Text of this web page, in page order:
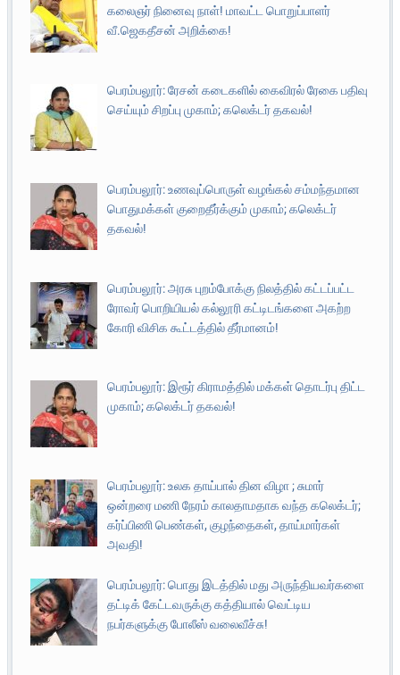
கலைஞர் நினைவு நாள்! மாவட்ட பொறுப்பாளர்
வீ.ஜெகதீசன் அறிக்கை!
பெரம்பலூர்: ரேசன் கடைகளில் கைவிரல் ரேகை பதிவு
செய்யும் சிறப்பு முகாம்; கலெக்டர் தகவல்!
பெரம்பலூர்: உணவுப்பொருள் வழங்கல் சம்மந்தமான
பொதுமக்கள் குறைதீர்க்கும் முகாம்; கலெக்டர்
தகவல்!
பெரம்பலூர்: அரசு புறம்போக்கு நிலத்தில் கட்டப்பட்ட
ரோவர் பொறியியல் கல்லூரி கட்டிடங்களை அகற்ற
கோரி விசிக கூட்டத்தில் தீர்மானம்!
பெரம்பலூர்: இரூர் கிராமத்தில் மக்கள் தொடர்பு திட்ட
முகாம்; கலெக்டர் தகவல்!
பெரம்பலூர்: உலக தாய்பால் தின விழா ; சுமார்
ஒன்றரை மணி நேரம் காலதாமதாக வந்த கலெக்டர்;
கர்ப்பிணி பெண்கள், குழந்தைகள், தாய்மார்கள்
அவதி!
பெரம்பலூர்: பொது இடத்தில் மது அருந்தியவர்களை
தட்டிக் கேட்டவருக்கு கத்தியால் வெட்டிய
நபர்களுக்கு போலீஸ் வலைவீச்சு!